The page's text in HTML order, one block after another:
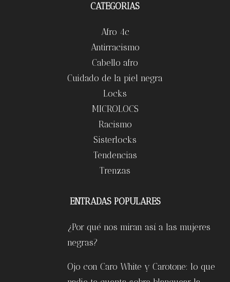
CATEGORIAS
Afro 4c
Antirracismo
Cabello afro
Cuidado de la piel negra
Locks
MICROLOCS
Racismo
Sisterlocks
Tendencias
Trenzas
ENTRADAS POPULARES
¿Por qué nos miran así a las mujeres
negras?
Ojo con Caro White y Carotone: lo que